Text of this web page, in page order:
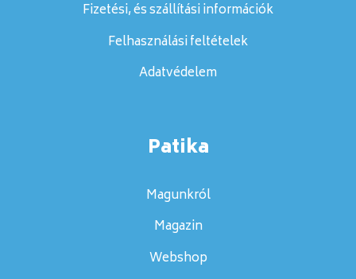
Fizetési, és szállítási információk
Felhasználási feltételek
Adatvédelem
Patika
Magunkról
Magazin
Webshop